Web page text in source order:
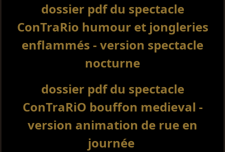
dossier pdf du spectacle
ConTraRio humour et jongleries
enflammés - version spectacle
nocturne
dossier pdf du spectacle
ConTraRiO bouffon medieval -
version animation de rue en
journée